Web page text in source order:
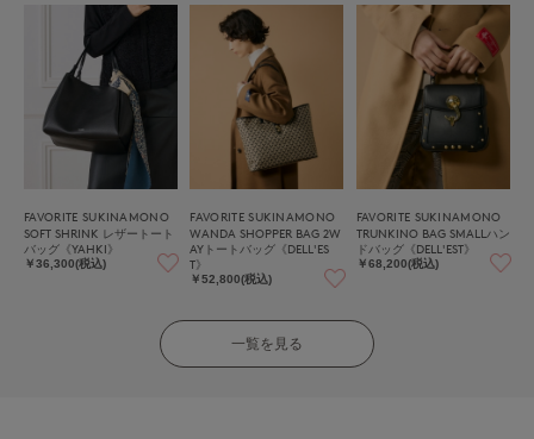
FAVORITE SUKINAMONO
SOFT SHRINK レザートート
バッグ《YAHKI》
￥36,300(税込)
FAVORITE SUKINAMONO
WANDA SHOPPER BAG 2W
AYトートバッグ《DELL'ES
T》
￥52,800(税込)
FAVORITE SUKINAMONO
TRUNKINO BAG SMALLハン
ドバッグ《DELL'EST》
￥68,200(税込)
一覧を見る